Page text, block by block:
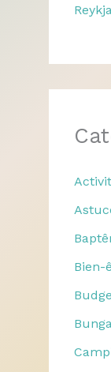
Bien-